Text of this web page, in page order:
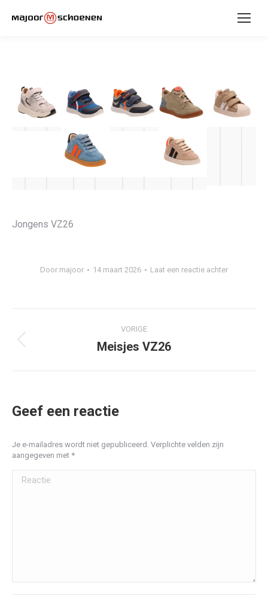
Jongens VZ26
Door majoor 14 maart 2026 Laat een reactie achter
navigatie
VORIGE
Vorig
Meisjes VZ26
Geef een reactie
Je e-mailadres wordt niet gepubliceerd. Verplichte velden zijn
aangegeven met *
Reactie